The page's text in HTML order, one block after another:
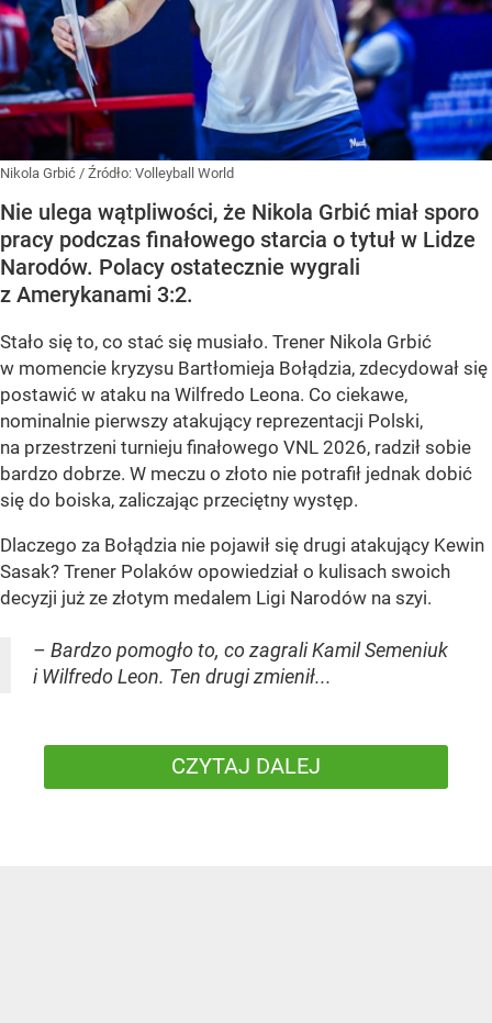
Nikola Grbić / Źródło: Volleyball World
Nie ulega wątpliwości, że Nikola Grbić miał sporo
pracy podczas finałowego starcia o tytuł w Lidze
Narodów. Polacy ostatecznie wygrali
z Amerykanami 3:2.
Stało się to, co stać się musiało. Trener Nikola Grbić
w momencie kryzysu Bartłomieja Bołądzia, zdecydował się
postawić w ataku na Wilfredo Leona. Co ciekawe,
nominalnie pierwszy atakujący reprezentacji Polski,
na przestrzeni turnieju finałowego VNL 2026, radził sobie
bardzo dobrze. W meczu o złoto nie potrafił jednak dobić
się do boiska, zaliczając przeciętny występ.
Dlaczego za Bołądzia nie pojawił się drugi atakujący Kewin
Sasak? Trener Polaków opowiedział o kulisach swoich
decyzji już ze złotym medalem Ligi Narodów na szyi.
– Bardzo pomogło to, co zagrali Kamil Semeniuk
i Wilfredo Leon. Ten drugi zmienił...
CZYTAJ DALEJ